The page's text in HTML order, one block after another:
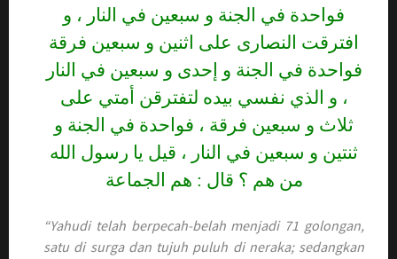
فواحدة في الجنة و سبعين في النار ، و
افترقت النصارى على اثنين و سبعين فرقة
فواحدة في الجنة و إحدى و سبعين في النار
، و الذي نفسي بيده لتفترقن أمتي على
ثلاث و سبعين فرقة ، فواحدة في الجنة و
ثنتين و سبعين في النار ، قيل يا رسول الله
من هم ؟ قال : هم الجماعة
“Yahudi telah berpecah-belah menjadi 71 golongan,
satu di surga dan tujuh puluh di neraka; sedangkan